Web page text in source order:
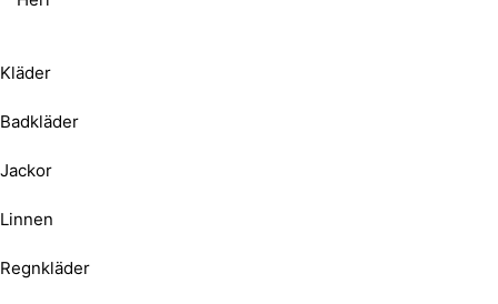
Kläder
Badkläder
Jackor
Linnen
Regnkläder